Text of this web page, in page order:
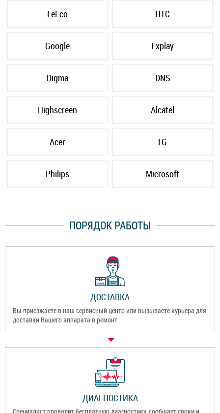
LeEco HTC
Google Explay
Digma DNS
Highscreen Alcatel
Acer LG
Philips Microsoft
ПОРЯДОК РАБОТЫ
ДОСТАВКА
Вы приезжаете в наш сервисный центр или вызываете курьера для
доставки Вашего аппарата в ремонт.
ДИАГНОСТИКА